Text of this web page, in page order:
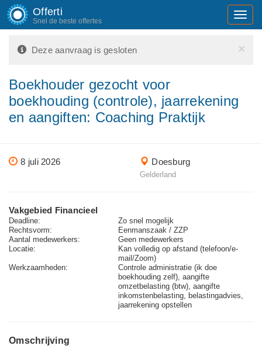
Offerti
Snel de beste offertes
×
Deze aanvraag is gesloten
Boekhouder gezocht voor
boekhouding (controle), jaarrekening
en aangiften: Coaching Praktijk
8 juli 2026 Doesburg
Gelderland
Vakgebied Financieel
Deadline:
Zo snel mogelijk
Rechtsvorm:
Eenmanszaak / ZZP
Aantal medewerkers:
Geen medewerkers
Locatie:
Kan volledig op afstand (telefoon/e-
mail/Zoom)
Werkzaamheden:
Controle administratie (ik doe
boekhouding zelf), aangifte
omzetbelasting (btw), aangifte
inkomstenbelasting, belastingadvies,
jaarrekening opstellen
Omschrijving